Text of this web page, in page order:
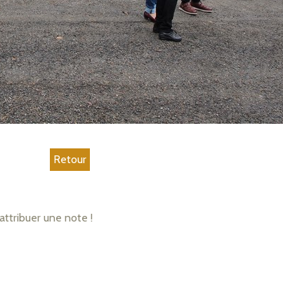
Retour
une note !